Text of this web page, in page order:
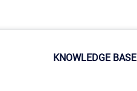
KNOWLEDGE BASE